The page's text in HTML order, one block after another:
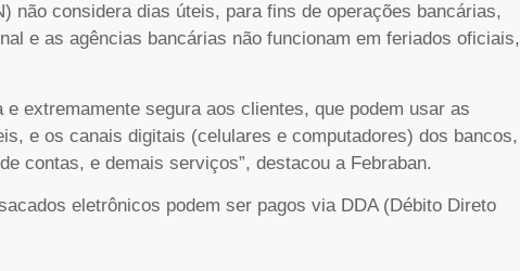
não considera dias úteis, para fins de operações bancárias,
e as agências bancárias não funcionam em feriados oficiais,
extremamente segura aos clientes, que podem usar as
e os canais digitais (celulares e computadores) dos bancos,
contas, e demais serviços”, destacou a Febraban.
eletrônicos podem ser pagos via DDA (Débito Direto